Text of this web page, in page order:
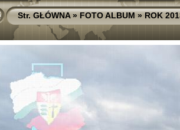
Str. GŁÓWNA»FOTO ALBUM»ROK